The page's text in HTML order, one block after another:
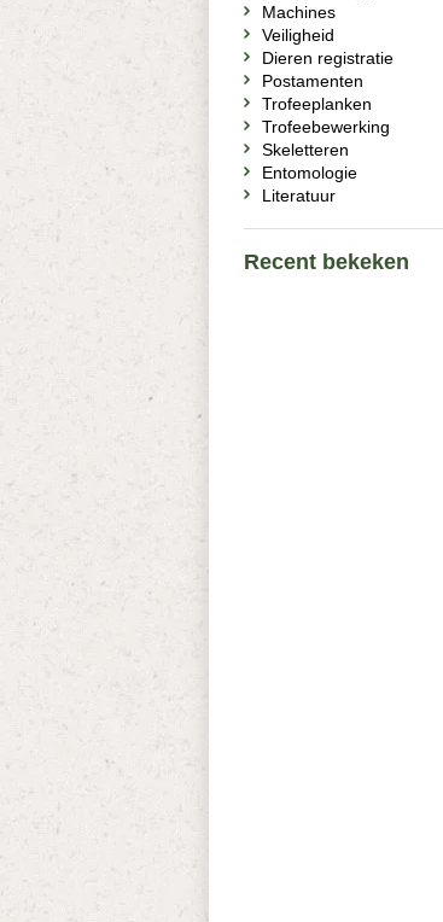
Machines
Veiligheid
Dieren registratie
Postamenten
Trofeeplanken
Trofeebewerking
Skeletteren
Entomologie
Literatuur
Recent bekeken